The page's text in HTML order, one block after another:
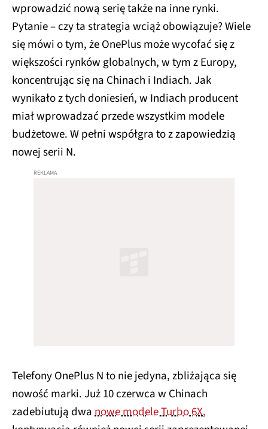
wprowadzić nową serię także na inne rynki.
Pytanie – czy ta strategia wciąż obowiązuje? Wiele
się mówi o tym, że OnePlus może wycofać się z
większości rynków globalnych, w tym z Europy,
koncentrując się na Chinach i Indiach. Jak
wynikało z tych doniesień, w Indiach producent
miał wprowadzać przede wszystkim modele
budżetowe. W pełni współgra to z zapowiedzią
nowej serii N.
Telefony OnePlus N to nie jedyna, zbliżająca się
nowość marki. Już 10 czerwca w Chinach
zadebiutują dwanowe modele Turbo 6X,